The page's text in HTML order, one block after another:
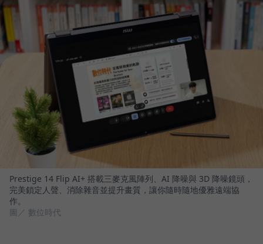
Prestige 14 Flip AI+ 搭載三麥克風陣列、AI 降噪與 3D 降噪鏡頭，
完美鎖定人聲、消除雜音並提升畫質，讓你隨時隨地優雅遠端協
作。
圖／ 數位時代